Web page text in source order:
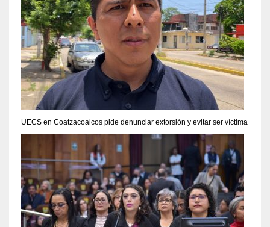
UECS en Coatzacoalcos pide denunciar extorsión y evitar ser víctima